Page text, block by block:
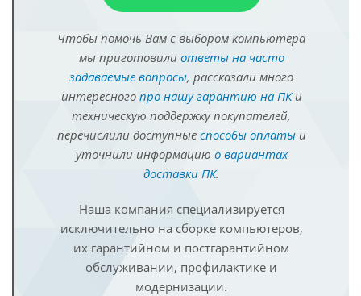
Чтобы помочь Вам с выбором компьютера
мы приготовили ответы на часто
задаваемые вопросы, рассказали много
интересного про нашу гарантию на ПКи
техническую поддержку покупателей,
перечислили доступные способы оплатыи
уточнили информацию о вариантах
доставки ПК.
Наша компания специализируется
исключительно на сборке компьютеров,
их гарантийном и постгарантийном
обслуживании, профилактике и
модернизации.